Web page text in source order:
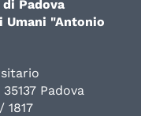
Padova
Umani "Antonio
Padova
1817